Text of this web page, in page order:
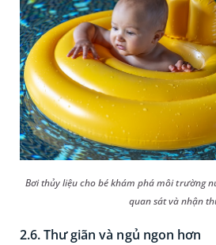
Bơi thủy liệu cho bé khám phá môi trường
quan sát và nhận
2.6. Thư giãn và ngủ ngon hơn